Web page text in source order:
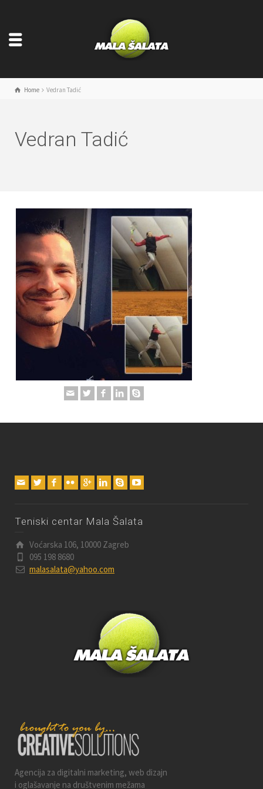
Home Vedran Tadić
Vedran Tadić
Teniski centar Mala Šalata
Voćarska 106, 10000 Zagreb
095 198 8680
malasalata@yahoo.com
Agencija za digitalni marketing, web dizajn
i oglašavanje na društvenim mežama